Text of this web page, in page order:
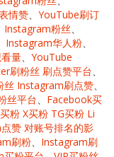
情赞、 YouTube刷订
Instagram粉丝、
Instagram华人粉、
量、 YouTube
刷粉丝 刷点赞平台、
丝 Instagram刷点赞、
丝平台、 Facebook买
粉 X买粉 TG买粉 Li
赞 对账号排名的影
刷粉、 Instagram刷